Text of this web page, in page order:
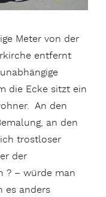
Meter von der
entfernt
die Ecke sitzt ein
An den
an den
trostloser
der
? – würde man
es anders